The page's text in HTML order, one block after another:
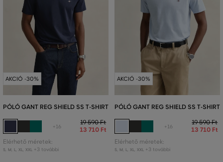
AKCIÓ -30%
PÓLÓ GANT REG SHIELD SS T-SHIRT
+16
19 590 Ft
13 710 Ft
Elérhető méretek:
S, M L XL XXL +3 további
AKCIÓ -30%
PÓLÓ GANT REG SHIELD SS T-SHIRT
+16
19 590 Ft
13 710 Ft
Elérhető méretek:
S, M L XL XXL +3 további